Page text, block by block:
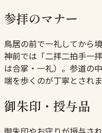
参拝のマナー
鳥居の前で一礼してから
神前では「二拝二拍手一
は合掌・一礼）。参道の
端を歩くのが丁寧とされま
御朱印・授与品